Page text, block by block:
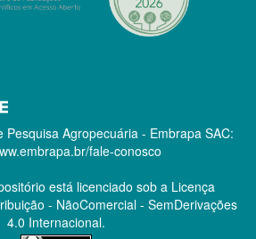
Pesquisa Agropecuária - Embrapa SAC:
fale-conosco
está licenciado sob a Licença
- NãoComercial - SemDerivações
4.0 Internacional.